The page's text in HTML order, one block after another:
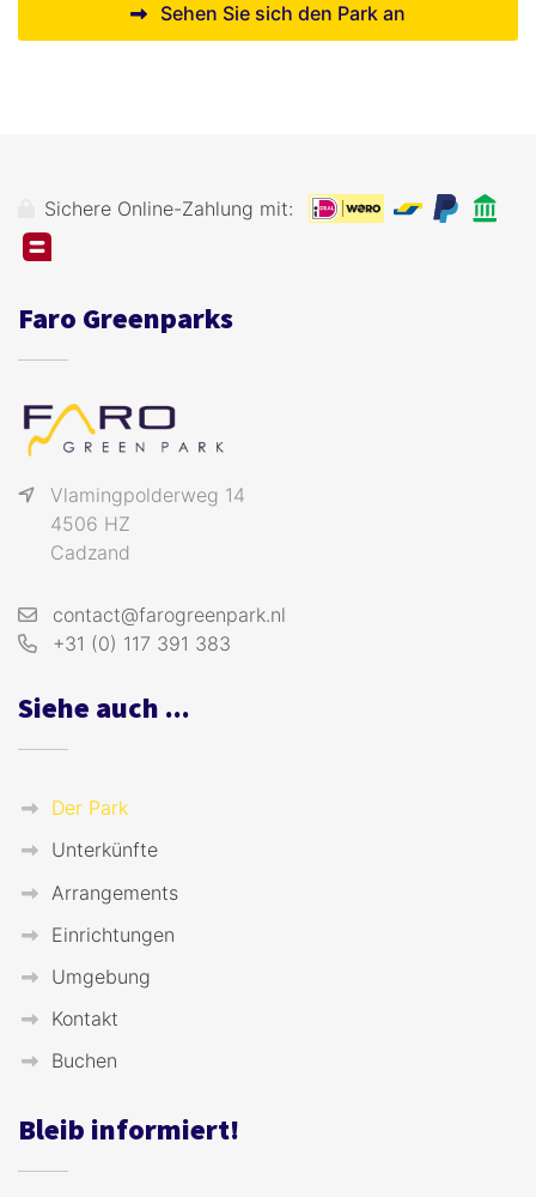
Sehen Sie sich den Park an
Sichere Online-Zahlung mit:
Faro Greenparks
Vlamingpolderweg 14
4506 HZ
Cadzand
contact@farogreenpark.nl
+31 (0) 117 391 383
Siehe auch ...
Der Park
Unterkünfte
Arrangements
Einrichtungen
Umgebung
Kontakt
Buchen
Bleib informiert!